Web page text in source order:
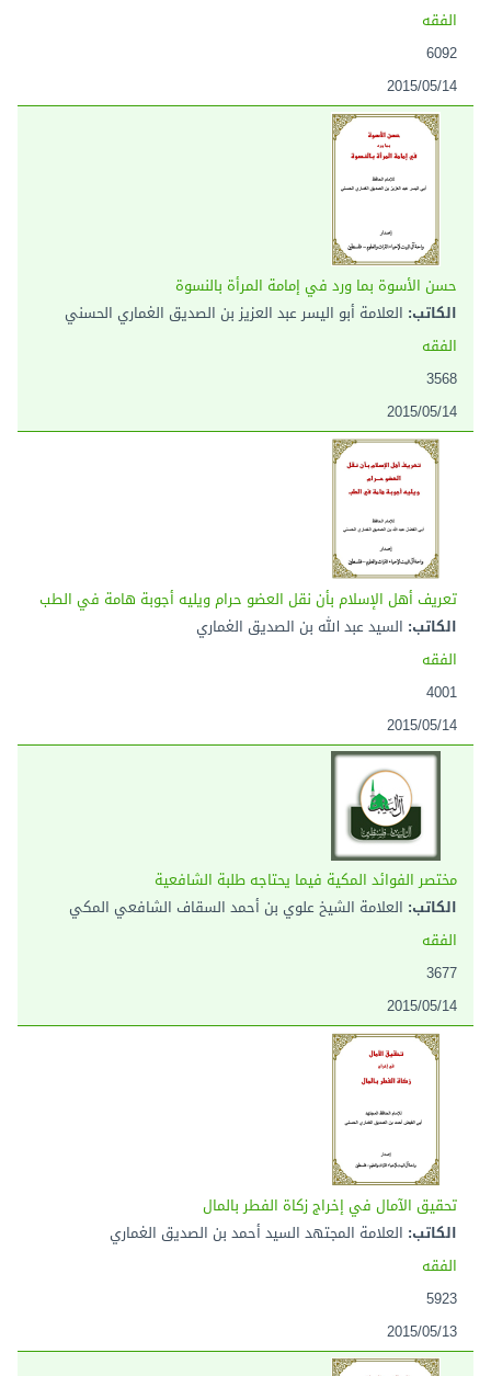
الفقه
6092
2015/05/14
حسن الأسوة بما ورد في إمامة المرأة بالنسوة
الكاتب: العلامة أبو اليسر عبد العزيز بن الصديق الغماري الحسني
الفقه
3568
2015/05/14
تعريف أهل الإسلام بأن نقل العضو حرام ويليه أجوبة هامة في الطب
الكاتب: السيد عبد الله بن الصديق الغماري
الفقه
4001
2015/05/14
مختصر الفوائد المكية فيما يحتاجه طلبة الشافعية
الكاتب: العلامة الشيخ علوي بن أحمد السقاف الشافعي المكي
الفقه
3677
2015/05/14
تحقيق الآمال في إخراج زكاة الفطر بالمال
الكاتب: العلامة المجتهد السيد أحمد بن الصديق الغماري
الفقه
5923
2015/05/13